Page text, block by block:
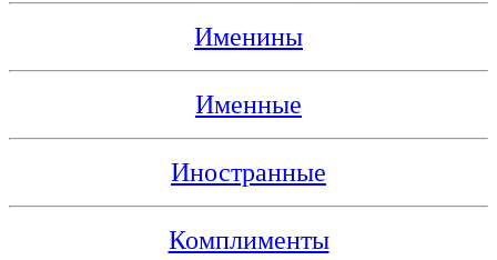
Именины
Именные
Иностранные
Комплименты